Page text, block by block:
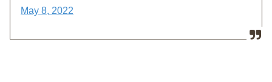
May 8, 2022